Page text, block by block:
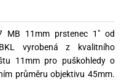
MB 11mm prstenec 1" od
vyrobená z kvalitního
11mm pro puškohledy o
průměru objektivu 45mm.